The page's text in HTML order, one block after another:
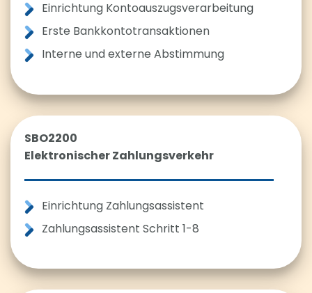
Einrichtung Kontoauszugsverarbeitung
Erste Bankkontotransaktionen
Interne und externe Abstimmung
SBO2200
Elektronischer Zahlungsverkehr
Einrichtung Zahlungsassistent
Zahlungsassistent Schritt 1-8